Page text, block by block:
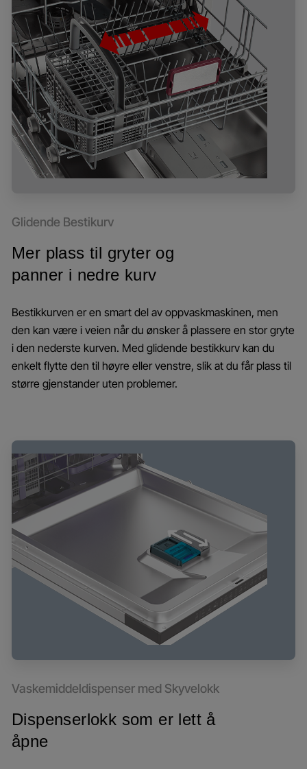
Glidende Bestikurv
Mer plass til gryter og
panner i nedre kurv
Bestikkurven er en smart del av oppvaskmaskinen, men
den kan være i veien når du ønsker å plassere en stor gryte
i den nederste kurven. Med glidende bestikkurv kan du
enkelt flytte den til høyre eller venstre, slik at du får plass til
større gjenstander uten problemer.
Vaskemiddeldispenser med Skyvelokk
Dispenserlokk som er lett å
åpne